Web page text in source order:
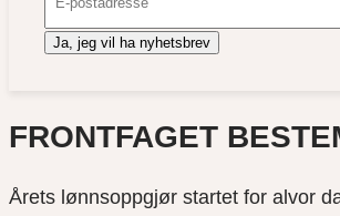
Ja, jeg vil ha nyhetsbrev
FRONTFAGET
Årets lønnsoppgjør startet for alvor